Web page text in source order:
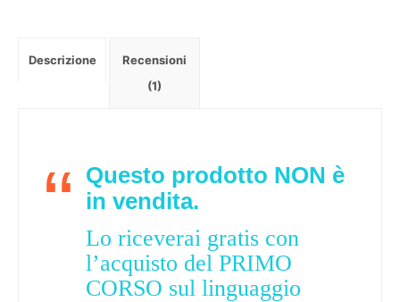
Descrizione
Recensioni
(1)
Questo prodotto NON è
in vendita.
Lo riceverai gratis con
l’acquisto del PRIMO
CORSO sul linguaggio